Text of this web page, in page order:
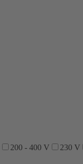
200 - 400 V 230 V